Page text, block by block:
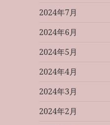
2024年7月
2024年6月
2024年5月
2024年4月
2024年3月
2024年2月